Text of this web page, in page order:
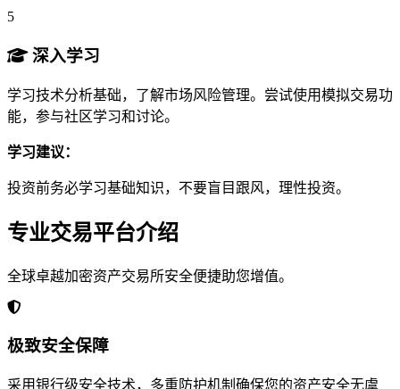
5
深入学习
学习技术分析基础，了解市场风险管理。尝试使用模拟交易功
能，参与社区学习和讨论。
学习建议：
投资前务必学习基础知识，不要盲目跟风，理性投资。
专业交易平台介绍
全球卓越加密资产交易所安全便捷助您增值。
极致安全保障
采用银行级安全技术，多重防护机制确保您的资产安全无虞